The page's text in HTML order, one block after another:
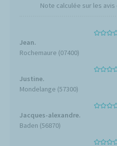
Note calculée sur les
Jean.
Rochemaure (07400)
Justine.
Mondelange (57300)
Jacques-alexandre.
Baden (56870)